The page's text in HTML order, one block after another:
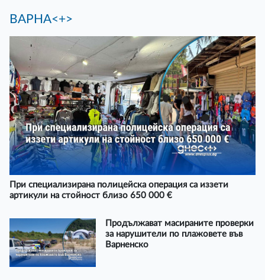
ВАРНА<+>
При специализирана полицейска операция са иззети
артикули на стойност близо 650 000 €
Продължават масираните проверки
за нарушители по плажовете във
Варненско